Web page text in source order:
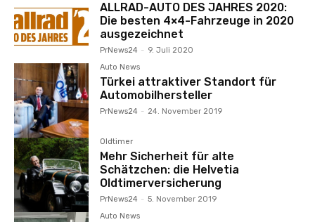
ALLRAD-AUTO DES JAHRES 2020:
Die besten 4×4-Fahrzeuge in 2020
ausgezeichnet
PrNews24 - 9. Juli 2020
Auto News
Türkei attraktiver Standort für
Automobilhersteller
PrNews24 - 24. November 2019
Oldtimer
Mehr Sicherheit für alte
Schätzchen: die Helvetia
Oldtimerversicherung
PrNews24 - 5. November 2019
Auto News